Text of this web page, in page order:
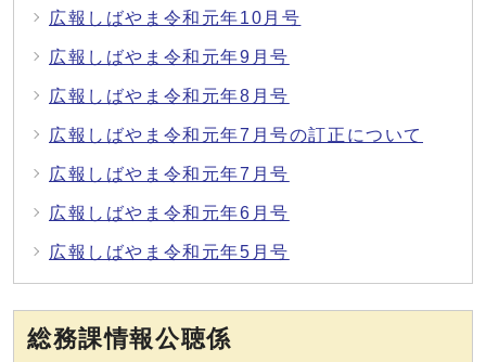
広報しばやま令和元年10月号
広報しばやま令和元年9月号
広報しばやま令和元年8月号
広報しばやま令和元年7月号の訂正について
広報しばやま令和元年7月号
広報しばやま令和元年6月号
広報しばやま令和元年5月号
総務課情報公聴係